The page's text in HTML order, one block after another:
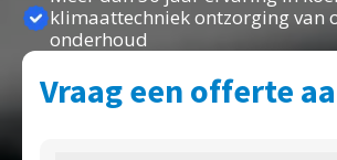
klimaattechniek ontzorging van
onderhoud
Vraag een offerte